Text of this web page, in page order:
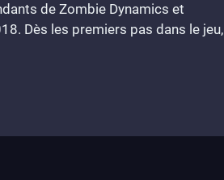
de Zombie Dynamics et
Dès les premiers pas dans le jeu,